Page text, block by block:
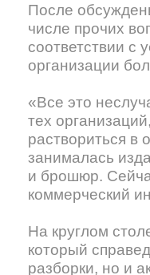
После
числе прочих
соответствии с
организации
«Все это
тех
раствориться в
занималась
и брошюр.
коммерческий
На круглом
который
разборки, но и